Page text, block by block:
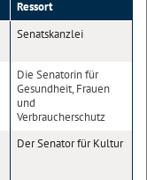
Ressort
Senatskanzlei
Die Senatorin für
Gesundheit, Frauen
und
Verbraucherschutz
Der Senator für Kultur